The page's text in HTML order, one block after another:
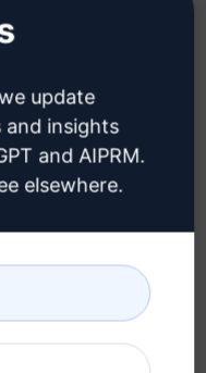
na formulação
e persuasivas
formulação de
update
and insights
and AIPRM.
elsewhere.